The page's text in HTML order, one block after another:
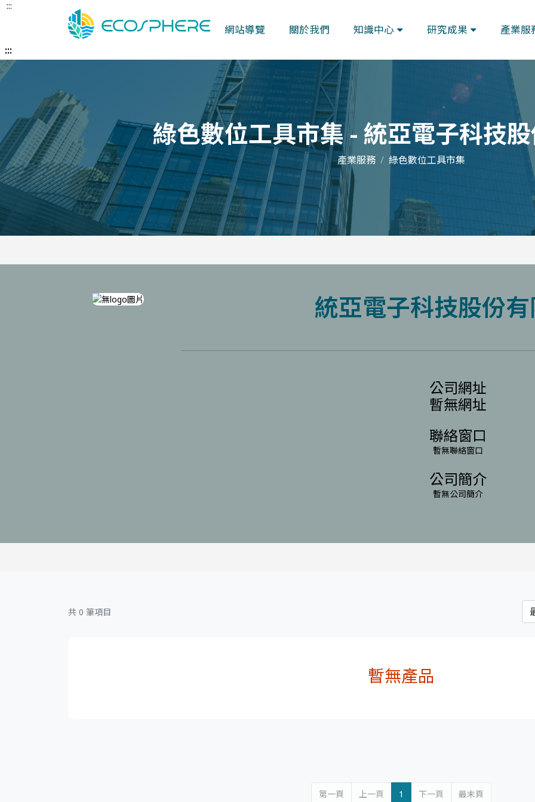
跳
內
容
:::
網站導覽 關於我們 知識中心 研究成果 產業服
:::
綠色數位工具市集 - 統亞電子科技
產業服務 綠色數位工具市集
統亞電子科技股份
公司網址
暫無網址
聯絡窗口
暫無聯絡窗口
公司簡介
暫無公司簡介
共 0 筆項目
暫無產品
第一頁 上一頁 1 下一頁 最末頁